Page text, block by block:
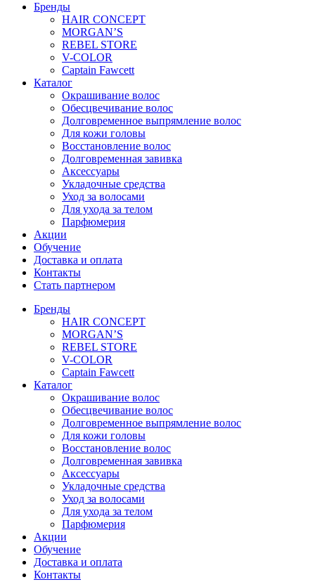
Бренды
HAIR CONCEPT
MORGAN’S
REBEL STORE
V-COLOR
Captain Fawcett
Каталог
Окрашивание волос
Обесцвечивание волос
Долговременное выпрямление волос
Для кожи головы
Восстановление волос
Долговременная завивка
Аксессуары
Укладочные средства
Уход за волосами
Для ухода за телом
Парфюмерия
Акции
Обучение
Доставка и оплата
Контакты
Стать партнером
Бренды
HAIR CONCEPT
MORGAN’S
REBEL STORE
V-COLOR
Captain Fawcett
Каталог
Окрашивание волос
Обесцвечивание волос
Долговременное выпрямление волос
Для кожи головы
Восстановление волос
Долговременная завивка
Аксессуары
Укладочные средства
Уход за волосами
Для ухода за телом
Парфюмерия
Акции
Обучение
Доставка и оплата
Контакты